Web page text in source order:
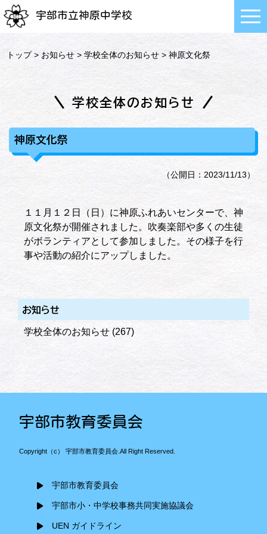
宇部市立神原中学校
トップ> お知らせ >学校全体のお知らせ > 神原文化祭
学校全体のお知らせ
神原文化祭
（公開日：2023/11/13）
１１月１２日（日）に神原ふれあいセンターで、神
原文化祭が開催されました。吹奏楽部や多くの生徒
がボランティアとして参加しました。その様子を行
事や活動の紹介にアップしました。
お知らせ
学校全体のお知らせ (267)
宇部市教育委員会
Copyright（c） 宇部市教育委員会.All Right Reserved.
宇部市教育委員会
宇部市小・中学校事務共同実施協議会
UEN ガイドライン